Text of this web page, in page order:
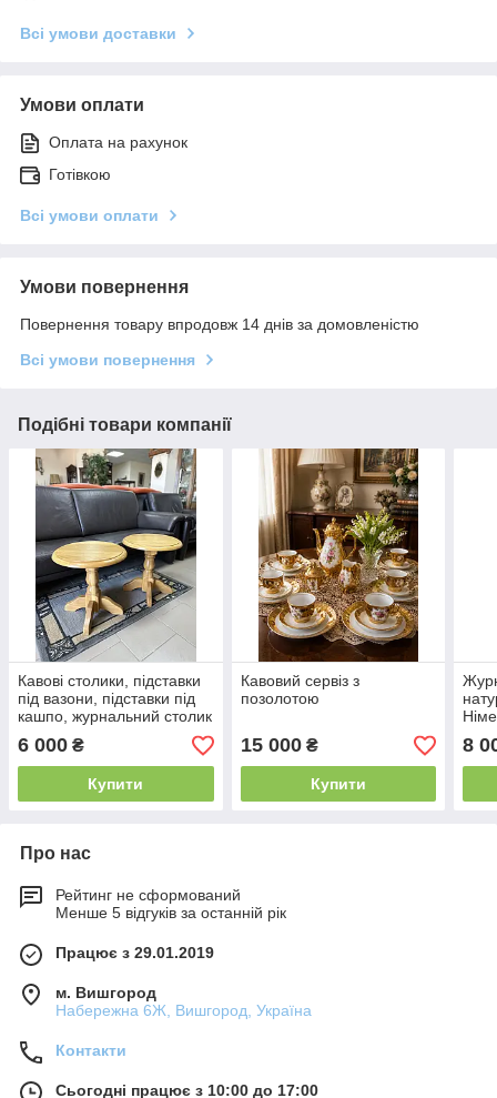
Всі умови доставки
Умови оплати
Оплата на рахунок
Готівкою
Всі умови оплати
Умови повернення
Повернення товару впродовж 14 днів за домовленістю
Всі умови повернення
Подібні товари компанії
Кавові столики, підставки
під вазони, підставки під
кашпо, журнальний столик
із справжнього дуба
6 000 ₴
Купити
Кавовий сервіз з
позолотою
15 000₴
Купити
8
Про нас
Рейтинг не сформований
Менше 5 відгуків за останній рік
Працює з 29.01.2019
м. Вишгород
Набережна 6Ж, Вишгород, Україна
Контакти
Сьогодні працює з 10:00 до 17:00